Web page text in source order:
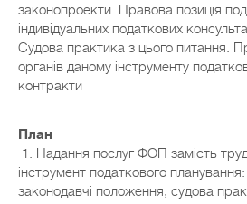
законопроекти. Правова позиція
індивідуальних податкових
Судова практика з цього питання.
органів даному інструменту
контракти
План
1. Надання послуг ФОП замість
інструмент податкового планування:
законодавчі положення, судова